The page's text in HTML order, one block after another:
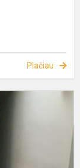
Plačiau